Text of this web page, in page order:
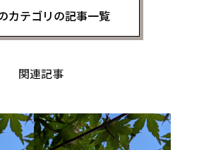
カテゴリの記事一覧
関連記事